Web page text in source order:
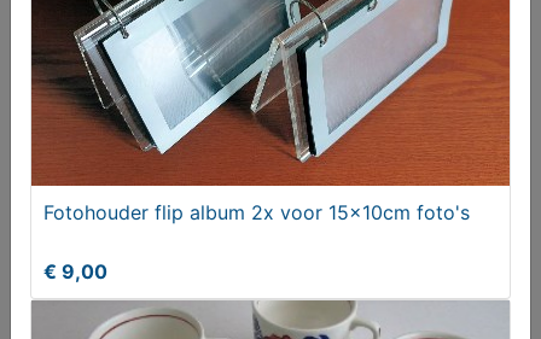
Glaswerk diverse
Fotohouder flip album 2x voor 15x10cm foto's
€ 9,00